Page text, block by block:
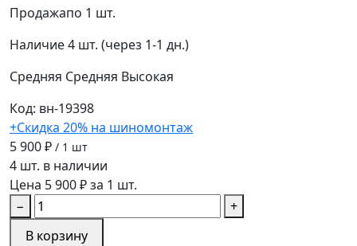
Продажапо 1 шт.
Наличие4 шт. (через 1-1 дн.)
Средняя Средняя Высокая
Код: вн-19398
+Скидка 20% на шиномонтаж
5 900 ₽ / 1 шт
4 шт. в наличии
Цена 5 900 ₽ за 1 шт.
−
+
В корзину